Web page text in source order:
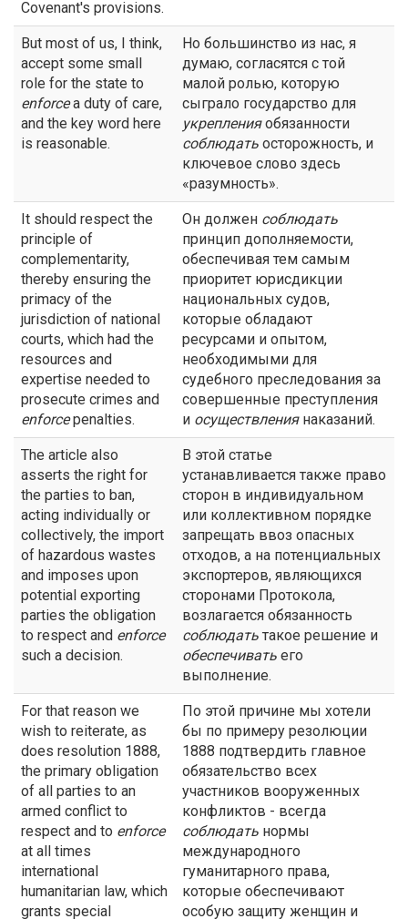
Covenant's provisions.
But most of us, I think,
accept some small
role for the state to
enforcea duty of care,
and the key word here
is reasonable.
Но большинство из нас, я
думаю, согласятся с той
малой ролью, которую
сыграло государство для
укрепленияобязанности
соблюдать осторожность, и
ключевое слово здесь
«разумность».
It should respect the
principle of
complementarity,
thereby ensuring the
primacy of the
jurisdiction of national
courts, which had the
resources and
expertise needed to
prosecute crimes and
enforcepenalties.
Он должен соблюдать
принцип дополняемости,
обеспечивая тем самым
приоритет юрисдикции
национальных судов,
которые обладают
ресурсами и опытом,
необходимыми для
судебного преследования за
совершенные преступления
и осуществлениянаказаний.
The article also
asserts the right for
the parties to ban,
acting individually or
collectively, the import
of hazardous wastes
and imposes upon
potential exporting
parties the obligation
to respect and enforce
such a decision.
В этой статье
устанавливается также право
сторон в индивидуальном
или коллективном порядке
запрещать ввоз опасных
отходов, а на потенциальных
экспортеров, являющихся
сторонами Протокола,
возлагается обязанность
соблюдать такое решение и
обеспечивать его
выполнение.
For that reason we
wish to reiterate, as
does resolution 1888,
the primary obligation
of all parties to an
armed conflict to
respect and to enforce
at all times
international
humanitarian law, which
grants special
По этой причине мы хотели
бы по примеру резолюции
1888 подтвердить главное
обязательство всех
участников вооруженных
конфликтов - всегда
соблюдать нормы
международного
гуманитарного права,
которые обеспечивают
особую защиту женщин и